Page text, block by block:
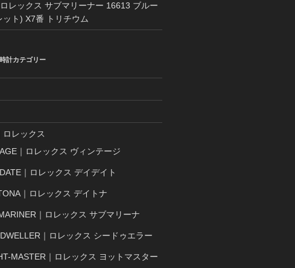
ロレックス サブマリーナー 16613 ブルー
ット) X7番 トリチウム
計カテゴリー
ロレックス
｜ロレックス ヴィンテージ
｜ロレックス デイデイト
｜ロレックス デイトナ
｜ロレックス サブマリーナ
｜ロレックス シードゥエラー
MASTER｜ロレックス ヨットマスター